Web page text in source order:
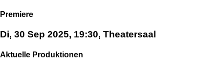
Premiere
Di, 30 Sep 2025, 19:30, Theatersaal
Aktuelle Produktionen